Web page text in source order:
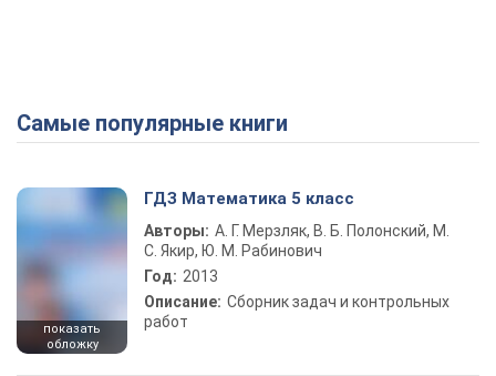
Самые популярные книги
показать
обложку
ГДЗ Математика 5 класс
Авторы: А. Г. Мерзляк, В. Б. Полонский, М.
С. Якир, Ю. М. Рабинович
Год: 2013
Описание: Сборник задач и контрольных
работ